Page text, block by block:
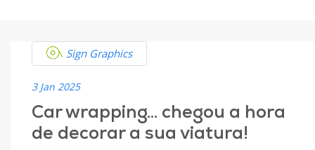
Sign Graphics
3 Jan 2025
Car wrapping... chegou a hora
de decorar a sua viatura!